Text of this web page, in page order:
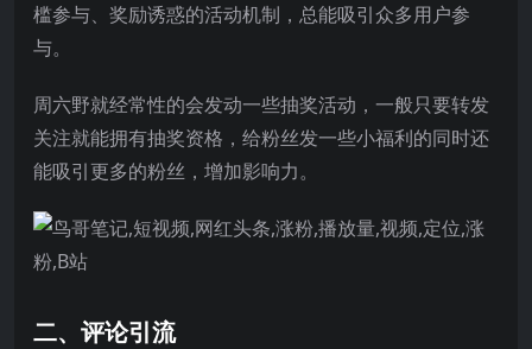
槛参与、奖励诱惑的活动机制，总能吸引众多用户参
与。
周六野就经常性的会发动一些抽奖活动，一般只要转发
关注就能拥有抽奖资格，给粉丝发一些小福利的同时还
能吸引更多的粉丝，增加影响力。
二、评论引流